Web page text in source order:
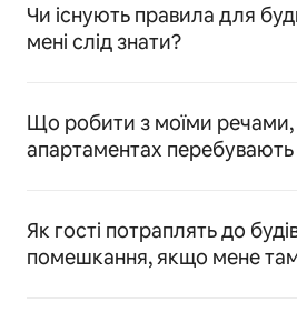
Чи існують правила для
мені слід знати?
Що робити з моїми речами,
апартаментах перебувають
Як гості потраплять до
помешкання, якщо мене